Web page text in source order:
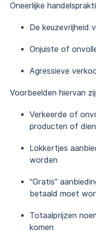
Oneerlijke
De keuzevrijheid
Onjuiste of
Agressieve
Voorbeelden hiervan
Verkeerde of
producten of
Lokkertjes
worden
“Gratis”
betaald moet
Totaalprijzen
komen